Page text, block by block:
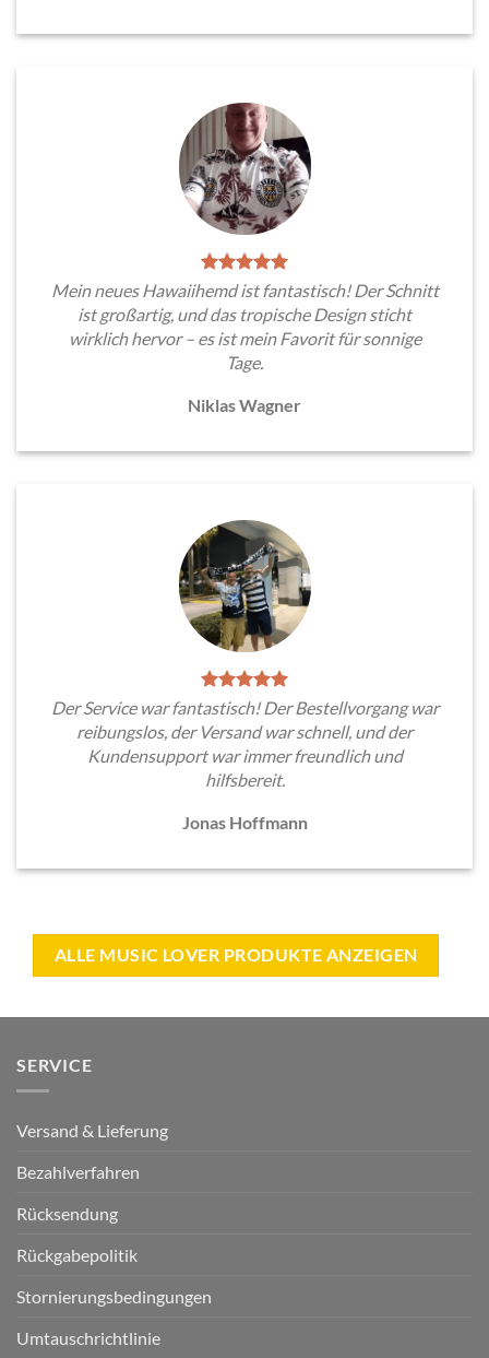
Mein neues Hawaiihemd ist fantastisch! Der Schnitt
ist großartig, und das tropische Design sticht
wirklich hervor – es ist mein Favorit für sonnige
Tage.
Niklas Wagner
Der Service war fantastisch! Der Bestellvorgang war
reibungslos, der Versand war schnell, und der
Kundensupport war immer freundlich und
hilfsbereit.
Jonas Hoffmann
ALLE MUSIC LOVER PRODUKTE ANZEIGEN
SERVICE
Versand & Lieferung
Bezahlverfahren
Rücksendung
Rückgabepolitik
Stornierungsbedingungen
Umtauschrichtlinie